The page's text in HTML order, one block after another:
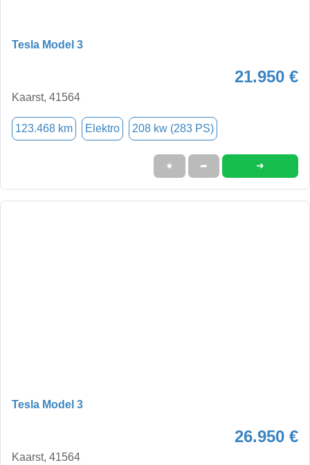
Tesla Model 3
21.950 €
Kaarst, 41564
123.468 km Elektro 208 kw (283 PS)
★ ➦ ➜
Tesla Model 3
26.950 €
Kaarst, 41564